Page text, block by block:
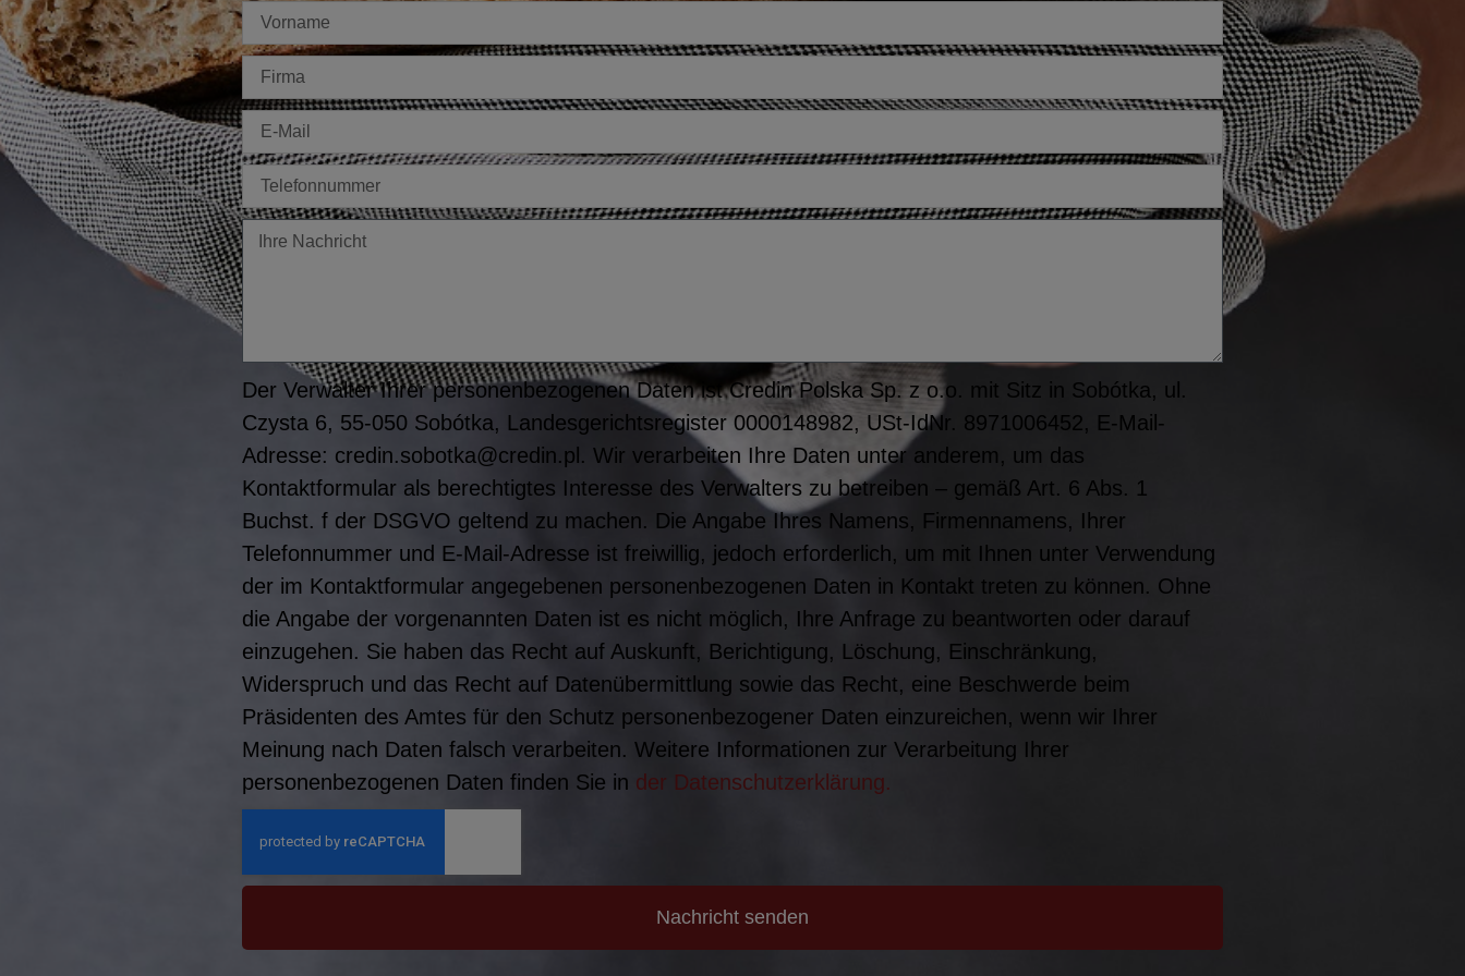
Imię
Firma
E-
mail
Tel
Twoja
wiadomość
Der Verwalter Ihrer personenbezogenen Daten ist Credin Polska Sp. z o.o. mit Sitz in Sobótka, ul.
Czysta 6, 55-050 Sobótka, Landesgerichtsregister 0000148982, USt-IdNr. 8971006452, E-Mail-
Adresse: credin.sobotka@credin.pl. Wir verarbeiten Ihre Daten unter anderem, um das
Kontaktformular als berechtigtes Interesse des Verwalters zu betreiben – gemäß Art. 6 Abs. 1
Buchst. f der DSGVO geltend zu machen. Die Angabe Ihres Namens, Firmennamens, Ihrer
Telefonnummer und E-Mail-Adresse ist freiwillig, jedoch erforderlich, um mit Ihnen unter Verwendung
der im Kontaktformular angegebenen personenbezogenen Daten in Kontakt treten zu können. Ohne
die Angabe der vorgenannten Daten ist es nicht möglich, Ihre Anfrage zu beantworten oder darauf
einzugehen. Sie haben das Recht auf Auskunft, Berichtigung, Löschung, Einschränkung,
Widerspruch und das Recht auf Datenübermittlung sowie das Recht, eine Beschwerde beim
Präsidenten des Amtes für den Schutz personenbezogener Daten einzureichen, wenn wir Ihrer
Meinung nach Daten falsch verarbeiten. Weitere Informationen zur Verarbeitung Ihrer
personenbezogenen Daten finden Sie in der Datenschutzerklärung.
Nachricht senden